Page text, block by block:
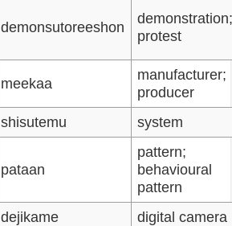
demonsutoreeshon
protest
meekaa
manufacturer;
producer
shisutemu system
pataan
pattern;
behavioural
pattern
dejikame
digital camera